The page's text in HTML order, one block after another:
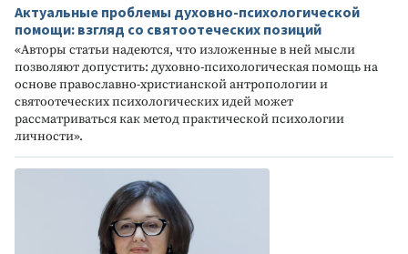
Актуальные проблемы духовно-психологической
помощи: взгляд со святоотеческих позиций
«Авторы статьи надеются, что изложенные в ней мысли
позволяют допустить: духовно-психологическая помощь на
основе православно-христианской антропологии и
святоотеческих психологических идей может
рассматриваться как метод практической психологии
личности».